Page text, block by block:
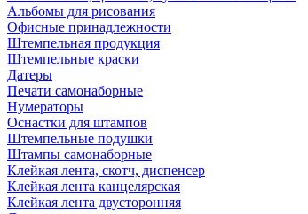
Альбомы для рисования
Офисные принадлежности
Штемпельная продукция
Штемпельные краски
Датеры
Печати самонаборные
Нумераторы
Оснастки для штампов
Штемпельные подушки
Штампы самонаборные
Клейкая лента, скотч, диспенсер
Клейкая лента канцелярская
Клейкая лента двусторонняя